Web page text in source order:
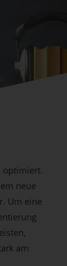
optimiert.
neue
Um eine
am